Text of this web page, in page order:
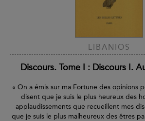
LIBANIOS
Discours. Tome I : Discours I.
« On a émis sur ma Fortune des opinions
disent que je suis le plus heureux des
applaudissements que recueillent mes
que je suis le plus malheureux des êtres